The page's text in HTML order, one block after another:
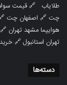
طلایاب 🔗قیمت
چت 🔗 اصفهان چت
هوایپما مشهد تهران 🔗
تهران استانبول🔗
دسته‌ها